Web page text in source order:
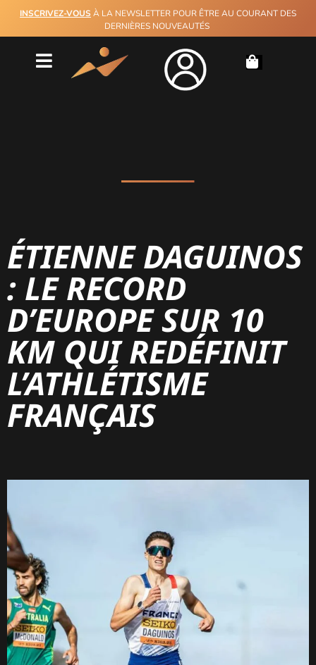
INSCRIVEZ-VOUS À LA NEWSLETTER POUR ÊTRE AU COURANT DES
DERNIÈRES NOUVEAUTÉS
ÉTIENNE DAGUINOS
: LE RECORD
D’EUROPE SUR 10
KM QUI REDÉFINIT
L’ATHLÉTISME
FRANÇAIS